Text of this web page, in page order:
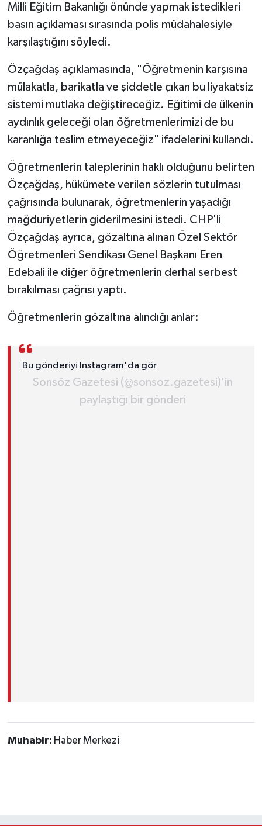
Milli Eğitim Bakanlığı önünde yapmak istedikleri
basın açıklaması sırasında polis müdahalesiyle
karşılaştığını söyledi.
Özçağdaş açıklamasında, "Öğretmenin karşısına
mülakatla, barikatla ve şiddetle çıkan bu liyakatsiz
sistemi mutlaka değiştireceğiz. Eğitimi de ülkenin
aydınlık geleceği olan öğretmenlerimizi de bu
karanlığa teslim etmeyeceğiz" ifadelerini kullandı.
Öğretmenlerin taleplerinin haklı olduğunu belirten
Özçağdaş, hükümete verilen sözlerin tutulması
çağrısında bulunarak, öğretmenlerin yaşadığı
mağduriyetlerin giderilmesini istedi. CHP'li
Özçağdaş ayrıca, gözaltına alınan Özel Sektör
Öğretmenleri Sendikası Genel Başkanı Eren
Edebali ile diğer öğretmenlerin derhal serbest
bırakılması çağrısı yaptı.
Öğretmenlerin gözaltına alındığı anlar:
Bu gönderiyi Instagram'da gör
Sonsöz Gazetesi (@sonsoz.gazetesi)'in
paylaştığı bir gönderi
Muhabir: Haber Merkezi